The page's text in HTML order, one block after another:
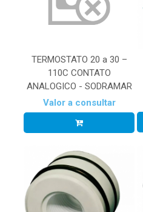
TERMOSTATO 20 a 30 –
110C CONTATO
ANALOGICO - SODRAMAR
Valor a consultar